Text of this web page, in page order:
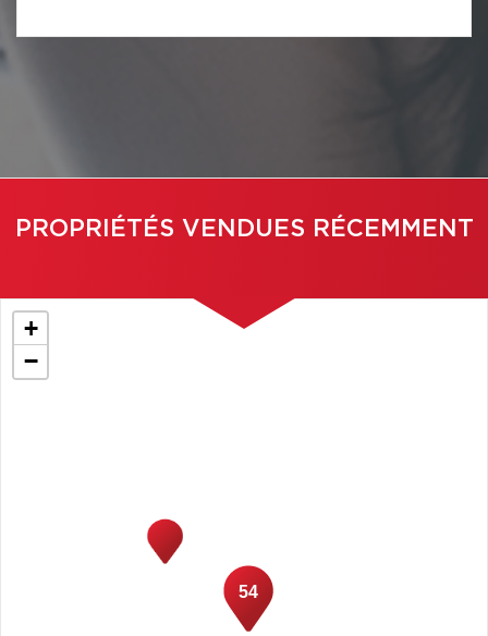
PROPRIÉTÉS VENDUES RÉCEMMENT
54
+
−